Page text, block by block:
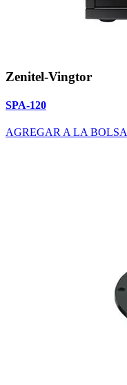
Zenitel-Vingtor
SPA-120
AGREGAR A LA BOLSA